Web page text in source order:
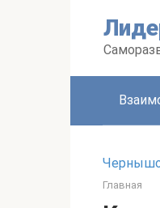
Главная